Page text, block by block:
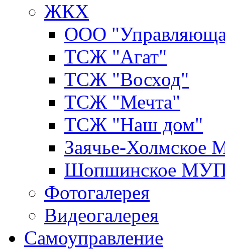
ЖКХ
ООО
ТСЖ "Агат"
ТСЖ "Восход"
ТСЖ "Мечта"
ТСЖ "Наш дом"
Заячье-
Шопшинское
Фотогалерея
Видеогалерея
Самоуправление